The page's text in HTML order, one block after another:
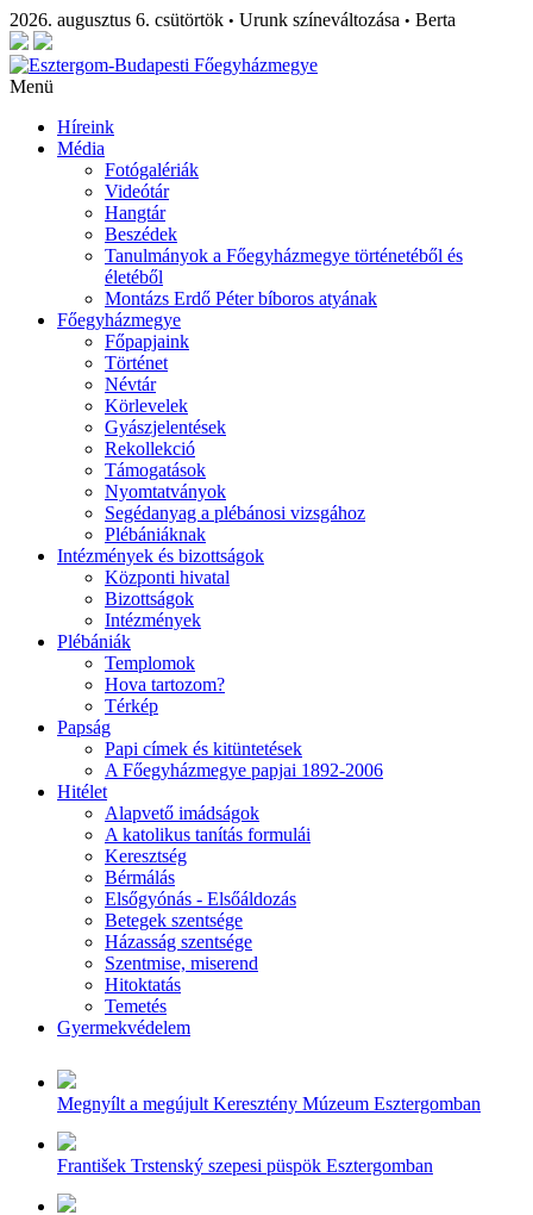
2026. augusztus 6. csütörtök • Urunk színeváltozása • Berta
Menü
Híreink
Média
Fotógalériák
Videótár
Hangtár
Beszédek
Tanulmányok a Főegyházmegye történetéből és
életéből
Montázs Erdő Péter bíboros atyának
Főegyházmegye
Főpapjaink
Történet
Névtár
Körlevelek
Gyászjelentések
Rekollekció
Támogatások
Nyomtatványok
Segédanyag a plébánosi vizsgához
Plébániáknak
Intézmények és bizottságok
Központi hivatal
Bizottságok
Intézmények
Plébániák
Templomok
Hova tartozom?
Térkép
Papság
Papi címek és kitüntetések
A Főegyházmegye papjai 1892-2006
Hitélet
Alapvető imádságok
A katolikus tanítás formulái
Keresztség
Bérmálás
Elsőgyónás - Elsőáldozás
Betegek szentsége
Házasság szentsége
Szentmise, miserend
Hitoktatás
Temetés
Gyermekvédelem
Megnyílt a megújult Keresztény Múzeum Esztergomban
František Trstenský szepesi püspök Esztergomban